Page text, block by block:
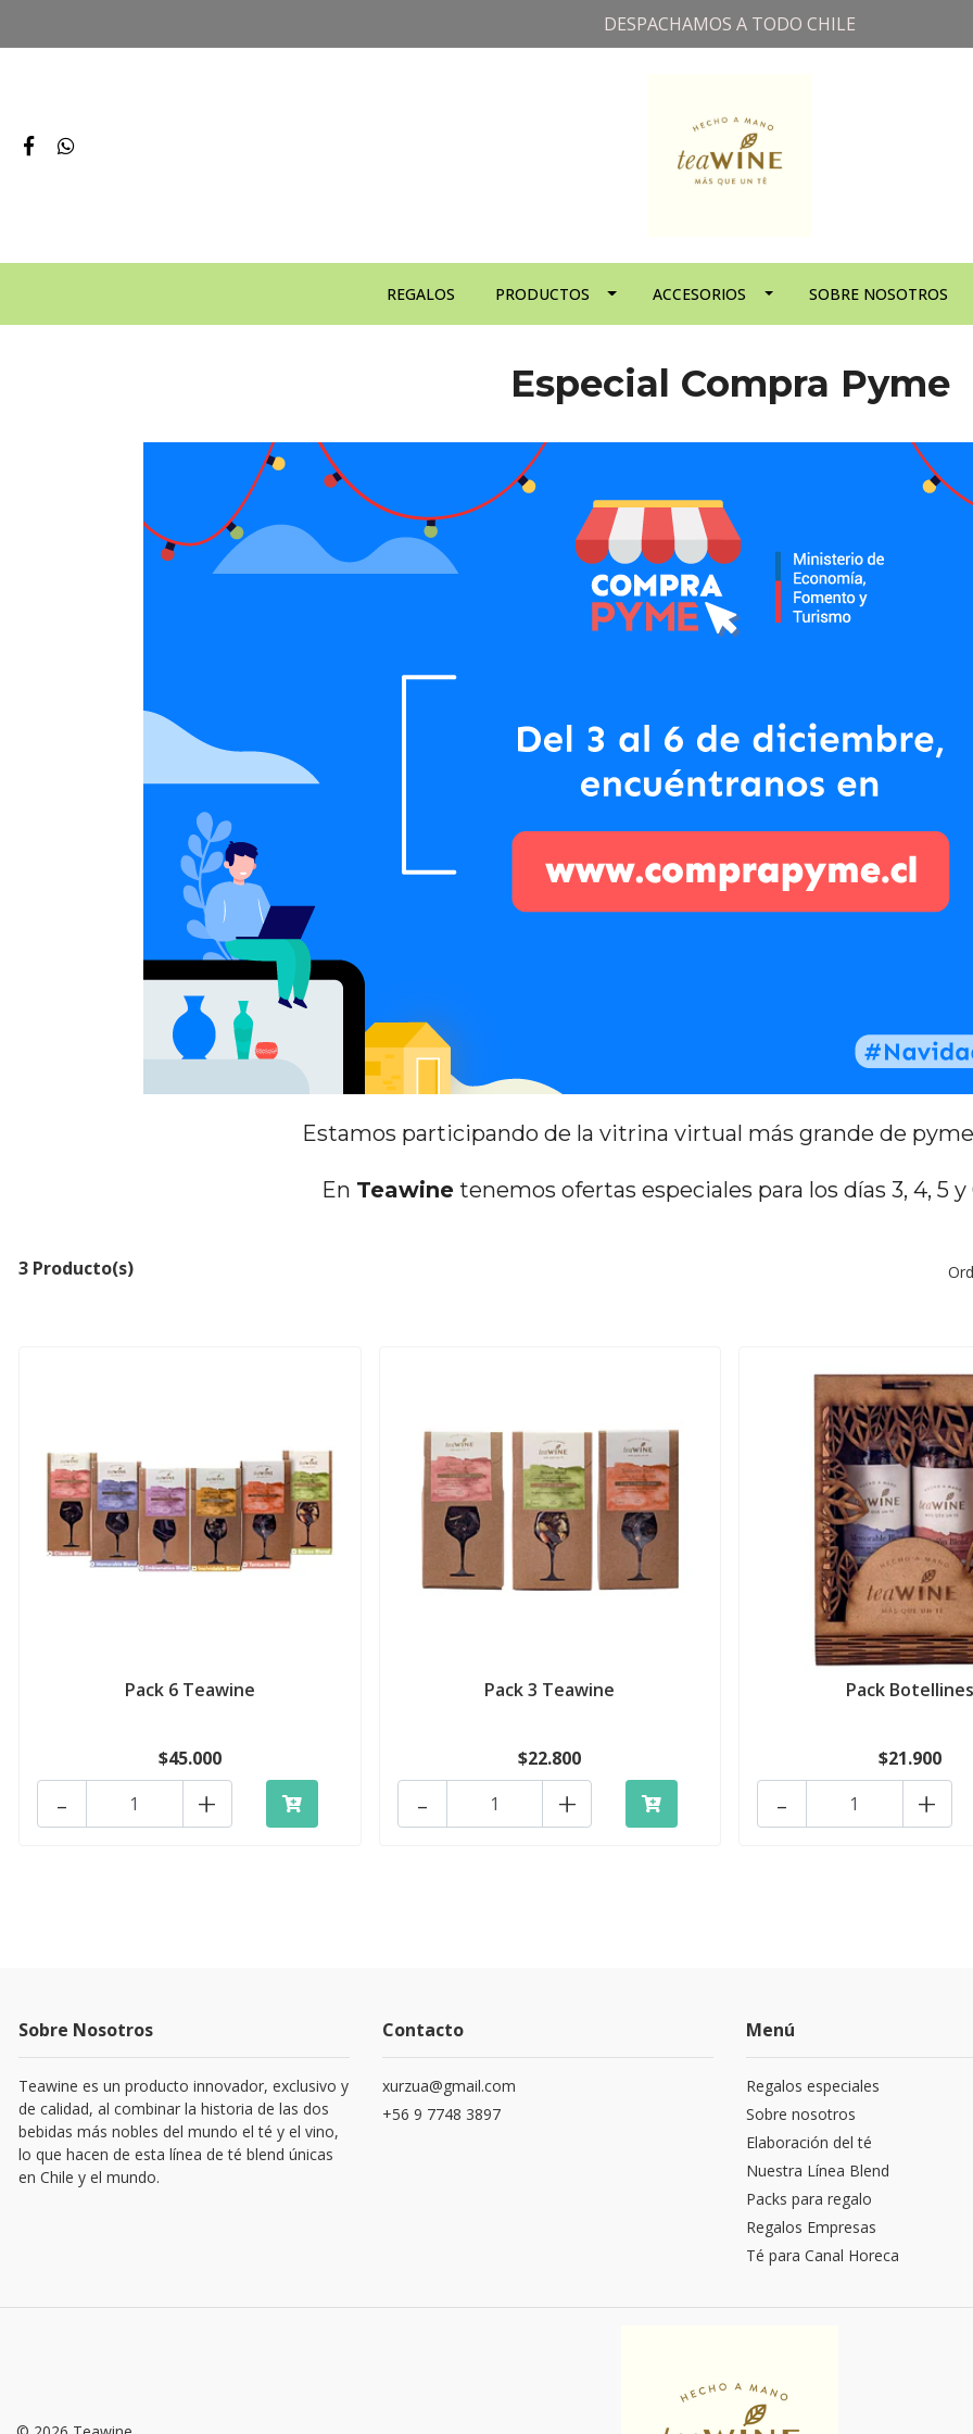
DESPACHAMOS A TODO CHILE
REGALOS PRODUCTOS ACCESORIOS SOBRE NOSOTROS
Especial Compra Pyme
Estamos participando de la vitrina virtual más grande de
En Teawine tenemos ofertas especiales para los días 3, 4, 5
3 Producto(s)
Pack 6 Teawine
$45.000
+
-
Pack 3 Teawine
$22.800
+
-
Pack Botellines
$21.900
+
-
Sobre Nosotros
Teawine es un producto innovador, exclusivo y
de calidad, al combinar la historia de las dos
bebidas más nobles del mundo el té y el vino,
lo que hacen de esta línea de té blend únicas
en Chile y el mundo.
Contacto
xurzua@gmail.com
+56 9 7748 3897
Menú
Regalos especiales
Sobre nosotros
Elaboración del té
Nuestra Línea Blend
Packs para regalo
Regalos Empresas
Té para Canal Horeca